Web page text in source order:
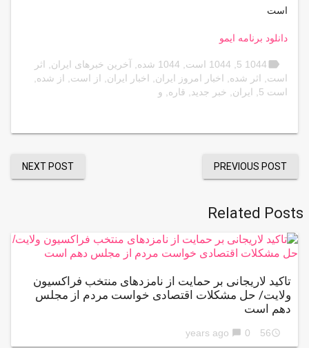
است
دانلود برنامه ایمو
label
1044 5 1044 است 1044 شده آخرین خبرهای ایران
اثر
است
اثر شده اخبار امروز ایران اخبار ایران از است از شده
است 5
ایران خبر جدید قاره و
PREVIOUS POST
NEXT POST
Related Posts
تاکید لاریجانی بر حمایت از نامزدهای منتخب فراکسیون
ولایت/ حل مشکلات اقتصادی خواست مردم از مجلس
دهم است
access_time
56 years ago
chat_bubble 0